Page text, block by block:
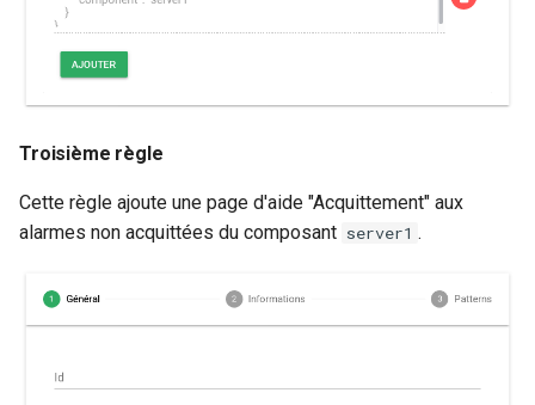
Troisième règle
Cette règle ajoute une page d'aide "Acquittement" aux
alarmes non acquittées du composant server1 .